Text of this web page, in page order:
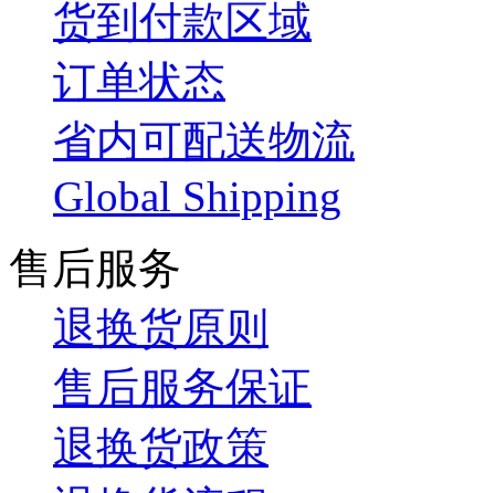
货到付款区域
订单状态
省内可配送物流
Global Shipping
售后服务
退换货原则
售后服务保证
退换货政策